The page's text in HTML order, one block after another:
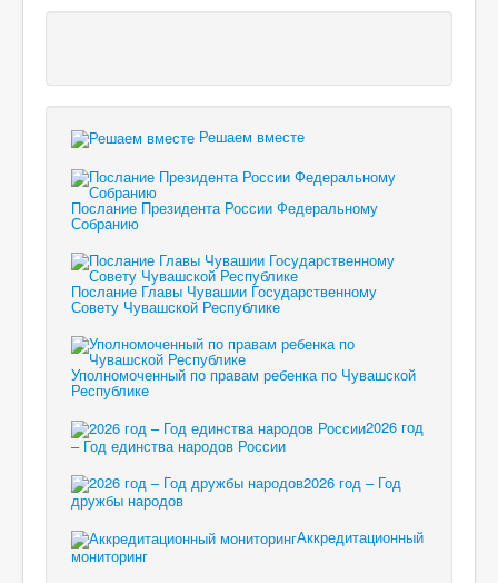
Решаем вместе
Послание Президента России Федеральному
Собранию
Послание Главы Чувашии Государственному
Совету Чувашской Республике
Уполномоченный по правам ребенка по Чувашской
Республике
2026 год
– Год единства народов России
2026 год – Год
дружбы народов
Аккредитационный
мониторинг